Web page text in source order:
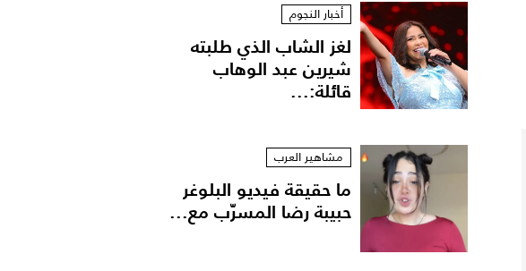
فستان من كريب الحرير الثنائي اللون وحقيبة من الجلد الثلاثي الألوان تزينها قطعة من الفرو من Versace.
أخبار النجوم
لغز الشاب الذي طلبته
شيرين عبد الوهاب
قائلة:...
مشاهير العرب
ما حقيقة فيديو البلوغر
حبيبة رضا المسرّب مع...